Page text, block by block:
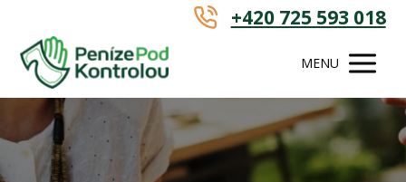
+420 725 593 018
MENU